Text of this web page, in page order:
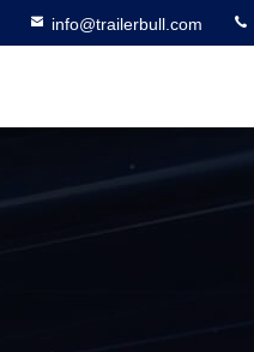
info@trailerbull.com